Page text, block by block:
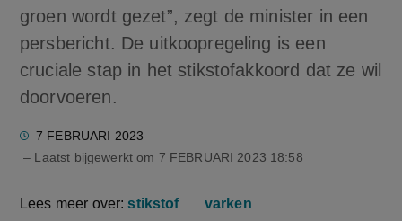
groen wordt gezet”, zegt de minister in een
persbericht. De uitkoopregeling is een
cruciale stap in het stikstofakkoord dat ze wil
doorvoeren.
7 FEBRUARI 2023
– Laatst bijgewerkt om 7 FEBRUARI 2023 18:58
Lees meer over:stikstof varken